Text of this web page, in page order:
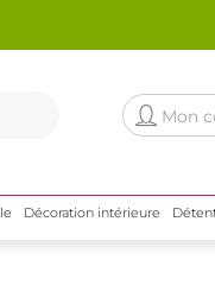
Mon
Décoration intérieure